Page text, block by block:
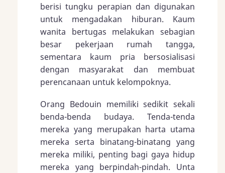
berisi tungku perapian dan digunakan
untuk mengadakan hiburan. Kaum
wanita bertugas melakukan sebagian
besar pekerjaan rumah tangga,
sementara kaum pria bersosialisasi
dengan masyarakat dan membuat
perencanaan untuk kelompoknya.
Orang Bedouin memiliki sedikit sekali
benda-benda budaya. Tenda-tenda
mereka yang merupakan harta utama
mereka serta binatang-binatang yang
mereka miliki, penting bagi gaya hidup
mereka yang berpindah-pindah. Unta